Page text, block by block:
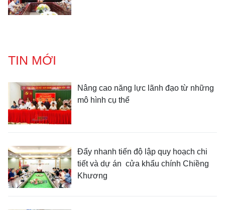
TIN MỚI
Nâng cao năng lực lãnh đạo từ những
mô hình cụ thể
Đẩy nhanh tiến độ lập quy hoạch chi
tiết và dự án cửa khẩu chính Chiềng
Khương